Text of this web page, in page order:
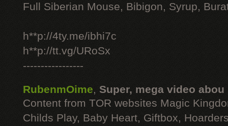
Full Siberian Mouse, Bibigon, Syrup,
h**p://4ty.me/ibhi7c
h**p://tt.vg/URoSx
-----------------
RubenmOime, Super, mega video abou
Content from TOR websites Magic
Childs Play, Baby Heart, Giftbox,